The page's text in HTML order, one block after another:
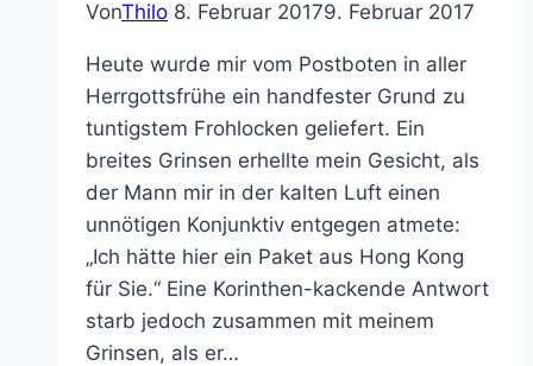
VonThilo 8. Februar 20179. Februar 2017
Heute wurde mir vom Postboten in aller
Herrgottsfrühe ein handfester Grund zu
tuntigstem Frohlocken geliefert. Ein
breites Grinsen erhellte mein Gesicht, als
der Mann mir in der kalten Luft einen
unnötigen Konjunktiv entgegen atmete:
„Ich hätte hier ein Paket aus Hong Kong
für Sie.“ Eine Korinthen-kackende Antwort
starb jedoch zusammen mit meinem
Grinsen, als er…